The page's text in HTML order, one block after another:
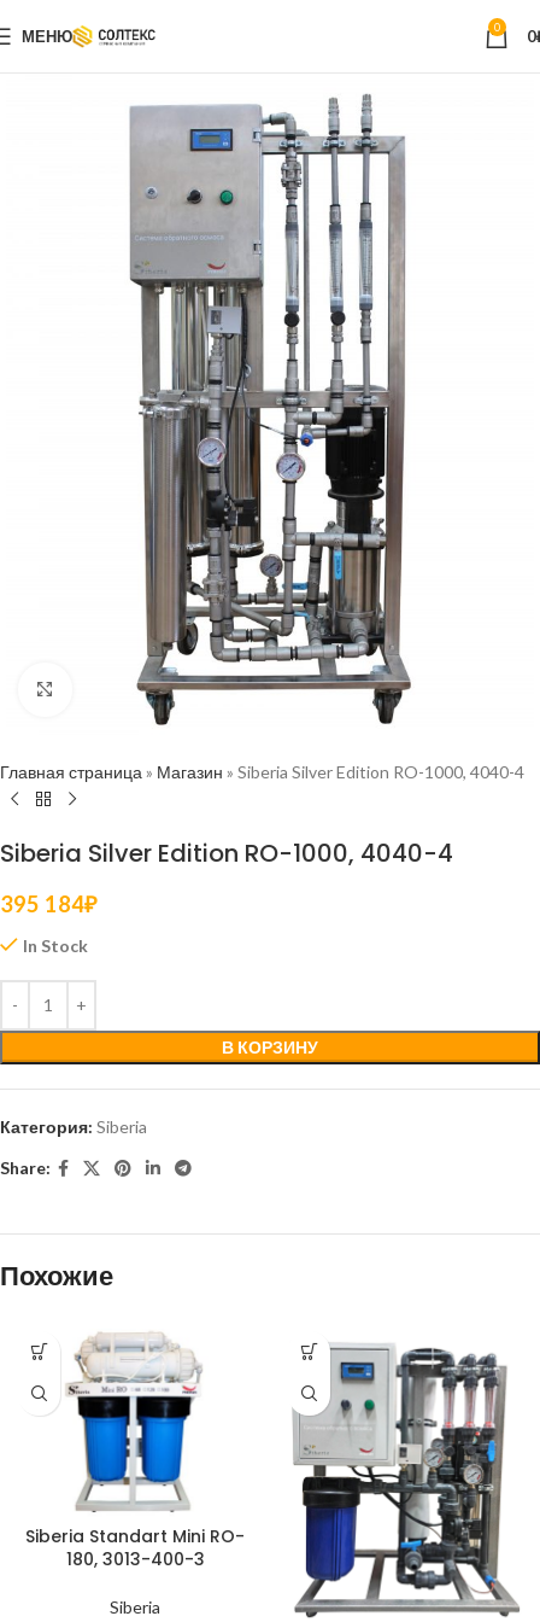
МЕНЮ 0 0
Нажмите, чтобы увеличить
Главная страница » Магазин » Siberia Silver Edition RO-1000, 4040-4
Siberia Silver Edition RO-1000, 4040-4
395 184₽
In Stock
В КОРЗИНУ
Категория: Siberia
Share:
Похожие
Siberia Standart Mini RO-
180, 3013-400-3
Siberia